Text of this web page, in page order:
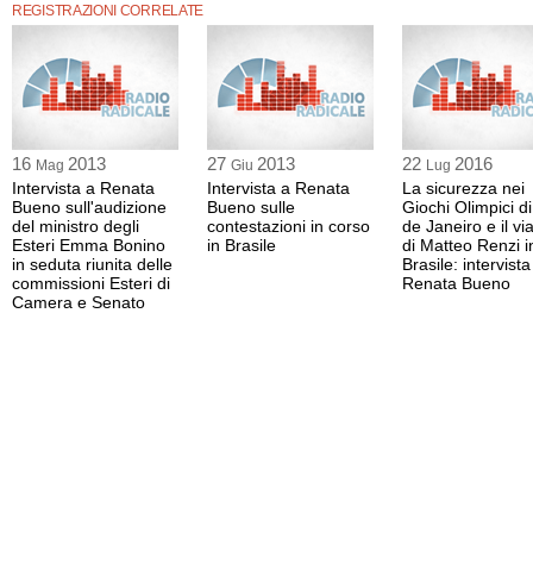
REGISTRAZIONI CORRELATE
16 Mag 2013
Intervista a Renata
Bueno sull'audizione
del ministro degli
Esteri Emma Bonino
in seduta riunita delle
commissioni Esteri di
Camera e Senato
27 Giu 2013
Intervista a Renata
Bueno sulle
contestazioni in corso
in Brasile
22 Lug 2016
La sicurezza nei
Giochi Olimpici
de Janeiro e il
di Matteo Renzi
Brasile:
Renata Bueno